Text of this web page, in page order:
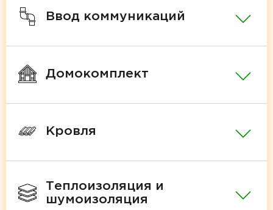
Ввод коммуникаций
Домокомплект
Кровля
Теплоизоляция и
шумоизоляция